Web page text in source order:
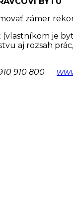
zámer
(vlastníkom je
aj rozsah
910 800